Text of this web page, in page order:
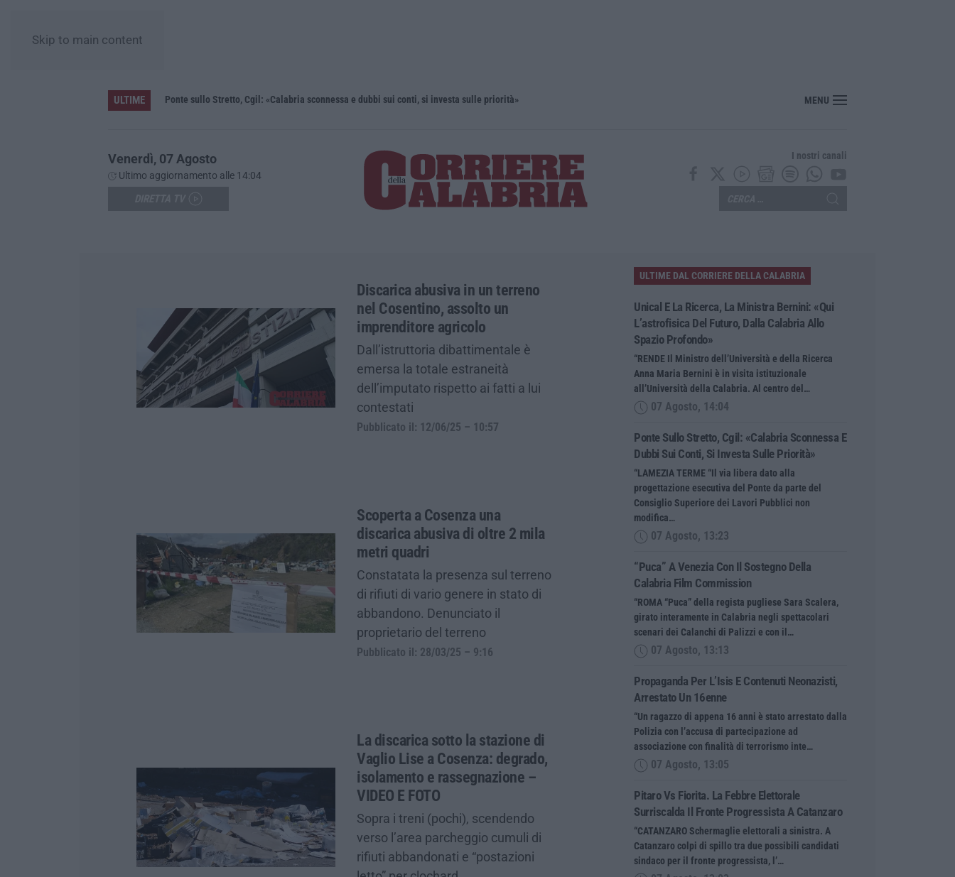
Skip to main content
ULTIME
Unical e la ricerca, la ministra Bernini: «Qui l’astrofisica del futuro, dalla Calabria allo spazio profondo» Ponte sullo Stretto, Cgil: «Calabria sconnessa e dubbi sui conti, si investa sulle priorità» “Puca” a Venezia con il sostegno della Calabria Film Commission
MENU
Venerdì, 07 Agosto
Ultimo aggiornamento alle 14:04
I nostri canali
Discarica abusiva in un terreno
nel Cosentino, assolto un
imprenditore agricolo
Dall’istruttoria dibattimentale è
emersa la totale estraneità
dell’imputato rispetto ai fatti a lui
contestati
Pubblicato il: 12/06/25 – 10:57
Scoperta a Cosenza una
discarica abusiva di oltre 2 mila
metri quadri
Constatata la presenza sul terreno
di rifiuti di vario genere in stato di
abbandono. Denunciato il
proprietario del terreno
Pubblicato il: 28/03/25 – 9:16
La discarica sotto la stazione di
Vaglio Lise a Cosenza: degrado,
isolamento e rassegnazione –
VIDEO E FOTO
Sopra i treni (pochi), scendendo
verso l’area parcheggio cumuli di
rifiuti abbandonati e “postazioni
ULTIME DAL CORRIERE DELLA CALABRIA
Unical E La Ricerca, La Ministra Bernini: «Qui
L’astrofisica Del Futuro, Dalla Calabria Allo
Spazio Profondo»
“RENDE Il Ministro dell’Università e della Ricerca
Anna Maria Bernini è in visita istituzionale
all’Università della Calabria. Al centro del…
07 Agosto, 14:04
Ponte Sullo Stretto, Cgil: «Calabria Sconnessa E
Dubbi Sui Conti, Si Investa Sulle Priorità»
“LAMEZIA TERME “Il via libera dato alla
progettazione esecutiva del Ponte da parte del
Consiglio Superiore dei Lavori Pubblici non
modifica…
07 Agosto, 13:23
“Puca” A Venezia Con Il Sostegno Della
Calabria Film Commission
“ROMA “Puca” della regista pugliese Sara Scalera,
girato interamente in Calabria negli spettacolari
scenari dei Calanchi di Palizzi e con il…
07 Agosto, 13:13
Propaganda Per L’Isis E Contenuti Neonazisti,
Arrestato Un 16enne
“Un ragazzo di appena 16 anni è stato arrestato dalla
Polizia con l’accusa di partecipazione ad
associazione con finalità di terrorismo inte…
07 Agosto, 13:05
Pitaro Vs Fiorita. La Febbre Elettorale
Surriscalda Il Fronte Progressista A Catanzaro
“CATANZARO Schermaglie elettorali a sinistra. A
Catanzaro colpi di spillo tra due possibili candidati
sindaco per il fronte progressista, l’…